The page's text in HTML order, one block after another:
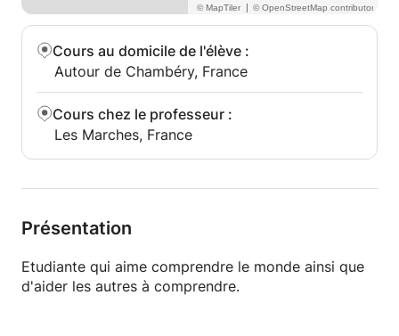
|
Cours au domicile de l'élève :
Autour de Chambéry, France
Cours chez le professeur :
Les Marches, France
Présentation
Etudiante qui aime comprendre le monde ainsi que
d'aider les autres à comprendre.